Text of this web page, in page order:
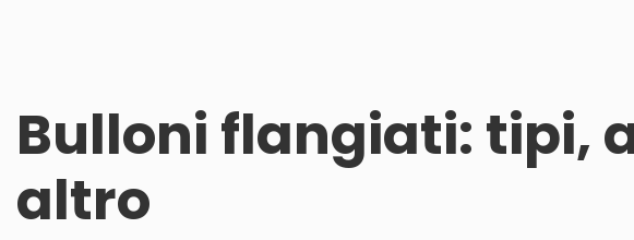
Bulloni flangiati: tipi,
altro